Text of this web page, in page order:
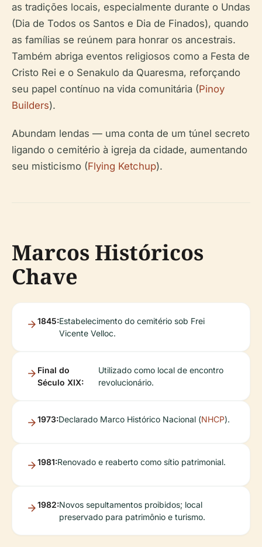
as tradições locais, especialmente durante o Undas
(Dia de Todos os Santos e Dia de Finados), quando
as famílias se reúnem para honrar os ancestrais.
Também abriga eventos religiosos como a Festa de
Cristo Rei e o Senakulo da Quaresma, reforçando
seu papel contínuo na vida comunitária (Pinoy
Builders).
Abundam lendas — uma conta de um túnel secreto
ligando o cemitério à igreja da cidade, aumentando
seu misticismo (Flying Ketchup).
Marcos Históricos
Chave
1845:Estabelecimento do cemitério sob Frei
Vicente Velloc.
Final do
Século XIX:
Utilizado como local de encontro
revolucionário.
1973:Declarado Marco Histórico Nacional (NHCP).
1981:Renovado e reaberto como sítio patrimonial.
1982:Novos sepultamentos proibidos; local
preservado para patrimônio e turismo.